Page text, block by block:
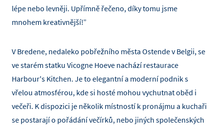
lépe nebo levněji. Upřímně řečeno, díky tomu jsme
mnohem kreativnější!”
V Bredene, nedaleko pobřežního města Ostende v Belgii, se
ve starém statku Vicogne Hoeve nachází restaurace
Harbour's Kitchen. Je to elegantní a moderní podnik s
vřelou atmosférou, kde si hosté mohou vychutnat oběd i
večeři. K dispozici je několik místností k pronájmu a kuchaři
se postarají o pořádání večírků, nebo jiných společenských